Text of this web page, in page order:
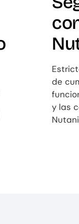
de
y las